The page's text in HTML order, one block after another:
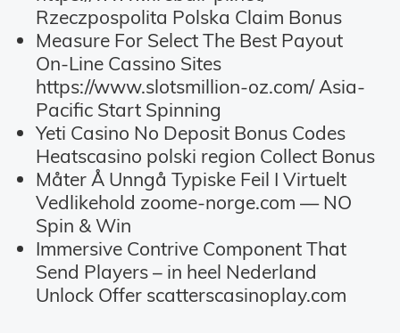
Rzeczpospolita Polska Claim Bonus
Measure For Select The Best Payout
On-Line Cassino Sites
https://www.slotsmillion-oz.com/ Asia-
Pacific Start Spinning
Yeti Casino No Deposit Bonus Codes
Heatscasino polski region Collect Bonus
Måter Å Unngå Typiske Feil I Virtuelt
Vedlikehold zoome-norge.com — NO
Spin & Win
Immersive Contrive Component That
Send Players – in heel Nederland
Unlock Offer scatterscasinoplay.com